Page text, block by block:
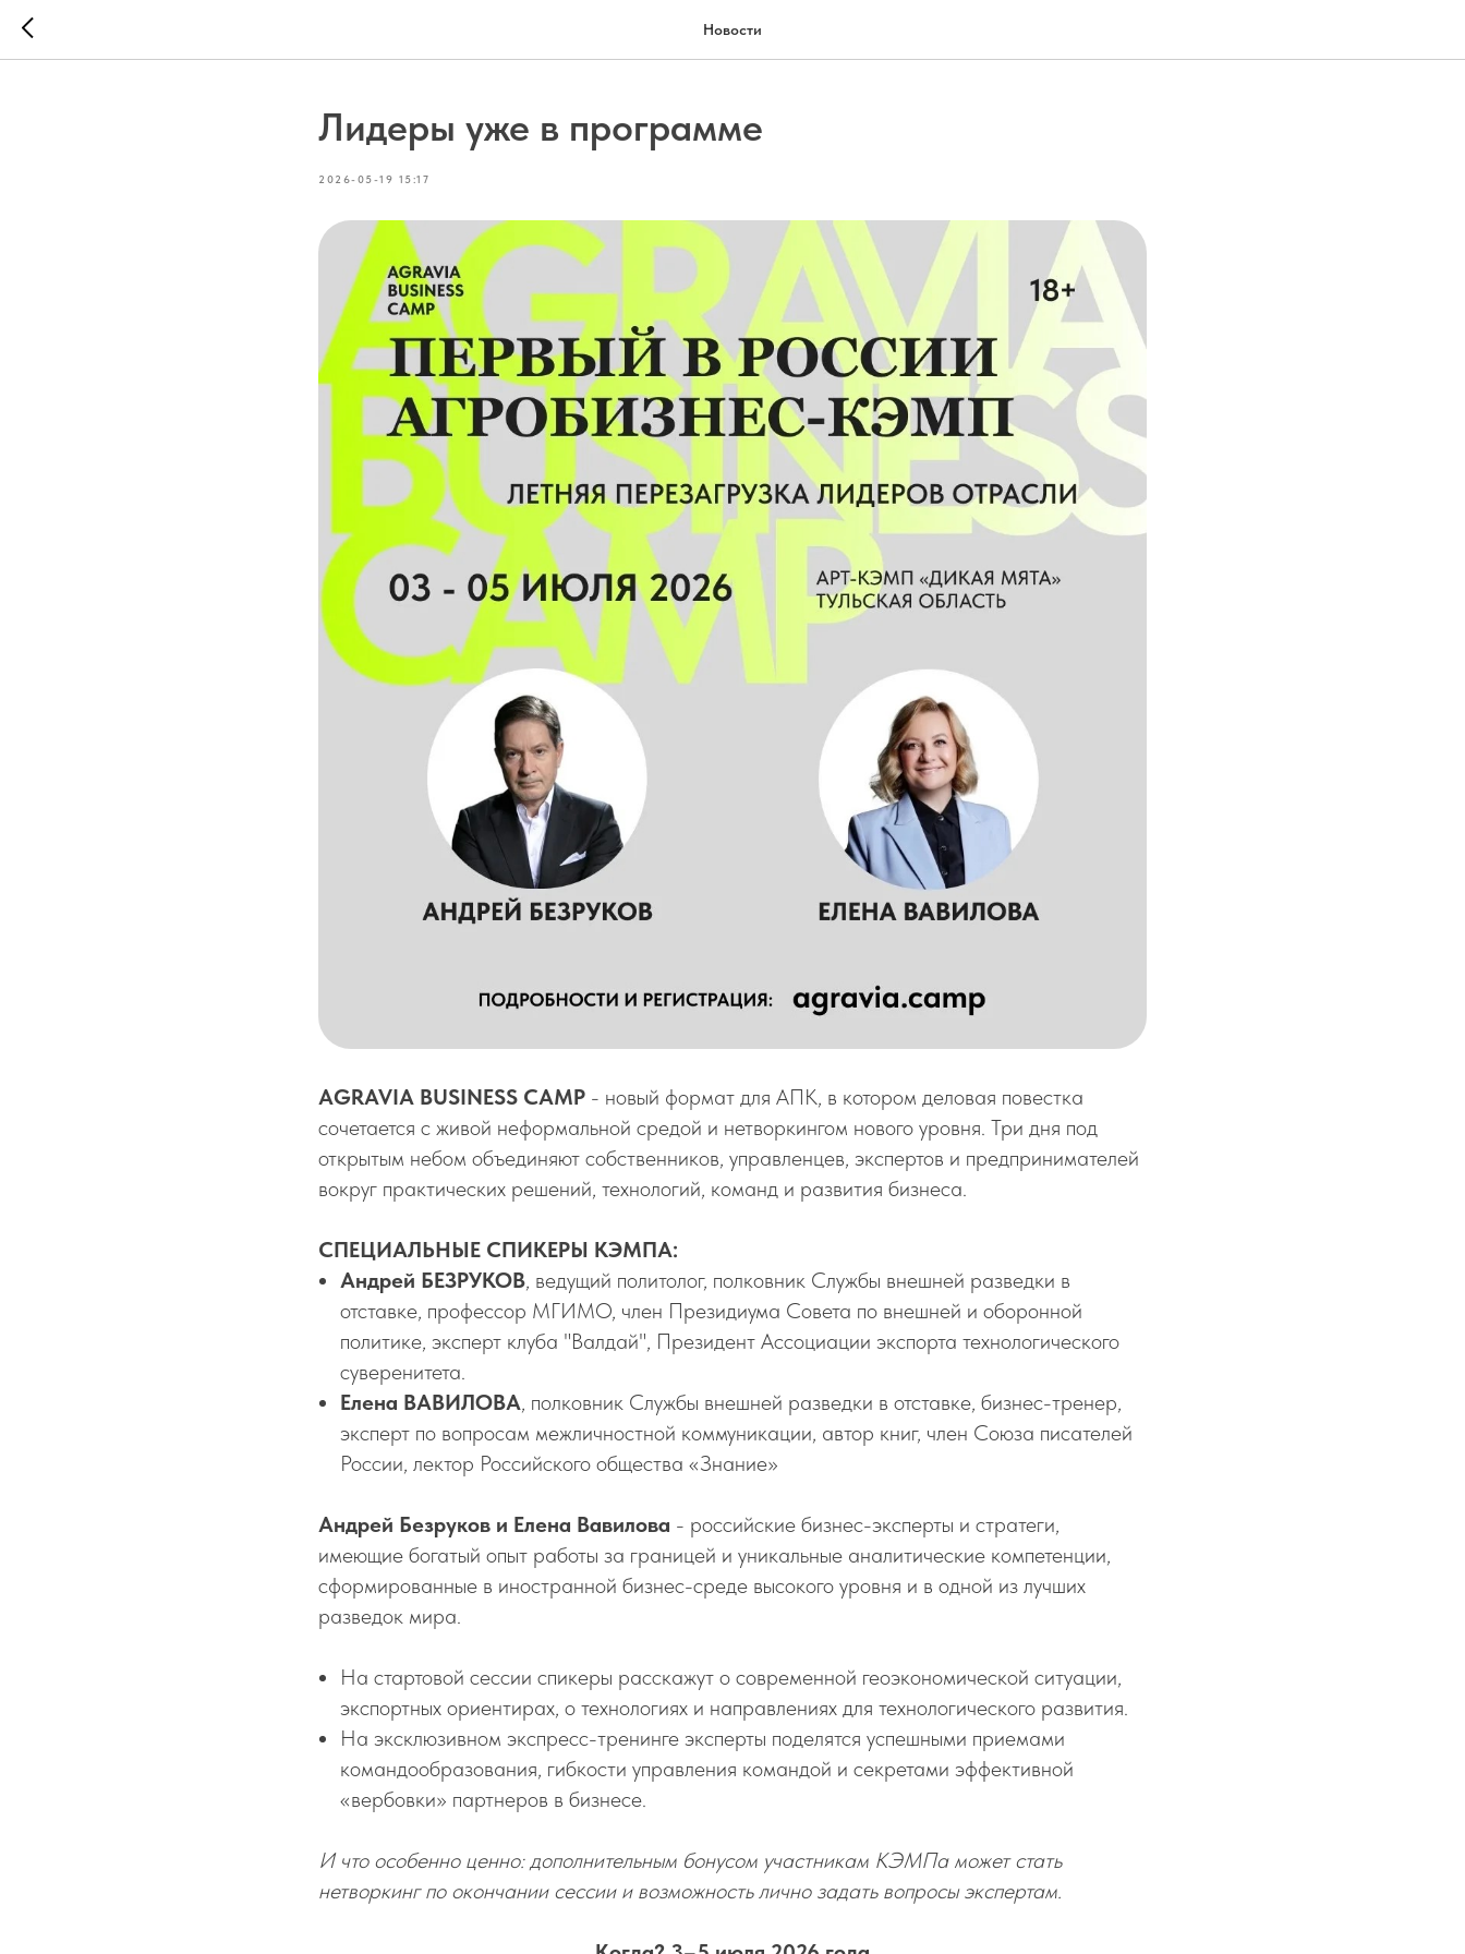
Новости
Лидеры уже в программе
2026-05-19 15:17
АGRAVIA BUSINESS CAMP - новый формат для АПК, в котором деловая повестка
сочетается с живой неформальной средой и нетворкингом нового уровня. Три дня под
открытым небом объединяют собственников, управленцев, экспертов и предпринимателей
вокруг практических решений, технологий, команд и развития бизнеса.
СПЕЦИАЛЬНЫЕ СПИКЕРЫ КЭМПА:
Андрей БЕЗРУКОВ, ведущий политолог, полковник Службы внешней разведки в
отставке, профессор МГИМО, член Президиума Совета по внешней и оборонной
политике, эксперт клуба "Валдай", Президент Ассоциации экспорта технологического
суверенитета.
Елена ВАВИЛОВА, полковник Службы внешней разведки в отставке, бизнес-тренер,
эксперт по вопросам межличностной коммуникации, автор книг, член Союза писателей
России, лектор Российского общества «Знание»
Андрей Безруков и Елена Вавилова - российские бизнес-эксперты и стратеги,
имеющие богатый опыт работы за границей и уникальные аналитические компетенции,
сформированные в иностранной бизнес-среде высокого уровня и в одной из лучших
разведок мира.
На стартовой сессии спикеры расскажут о современной геоэкономической ситуации,
экспортных ориентирах, о технологиях и направлениях для технологического развития.
На эксклюзивном экспресс-тренинге эксперты поделятся успешными приемами
командообразования, гибкости управления командой и секретами эффективной
«вербовки» партнеров в бизнесе.
И что особенно ценно: дополнительным бонусом участникам КЭМПа может стать
нетворкинг по окончании сессии и возможность лично задать вопросы экспертам.